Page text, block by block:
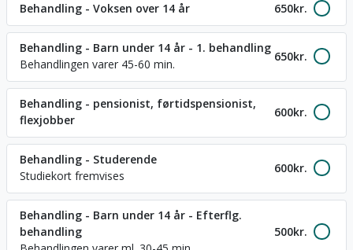
Behandling - Voksen over 14 år 650kr.
Behandling - Barn under 14 år - 1. behandling
Behandlingen varer 45-60 min.
650kr.
Behandling - pensionist, førtidspensionist,
flexjobber
600kr.
Behandling - Studerende
Studiekort fremvises
600kr.
Behandling - Barn under 14 år - Efterflg.
behandling
500kr.